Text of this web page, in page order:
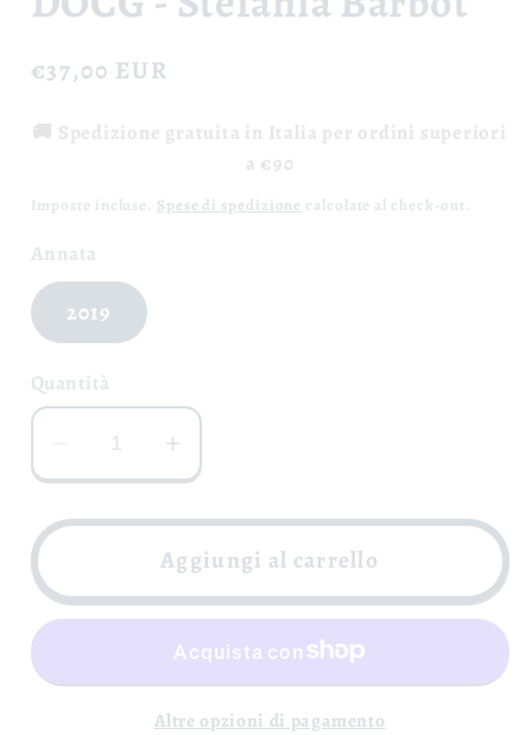
Prezzo
listino
€37,00 EUR
🚚 Spedizione gratuita in Italia per ordini superiori
a €90
Imposte incluse. Spese di spedizione calcolate al check-out.
Annata
2019
Quantità
Diminuisci
quantità
per
Riserva
Fren
-
Stefania
Aumenta
quantità
per
Taurasi
Fren
DOCG
-
Stefania
Aggiungi al carrello
Altre opzioni di pagamento